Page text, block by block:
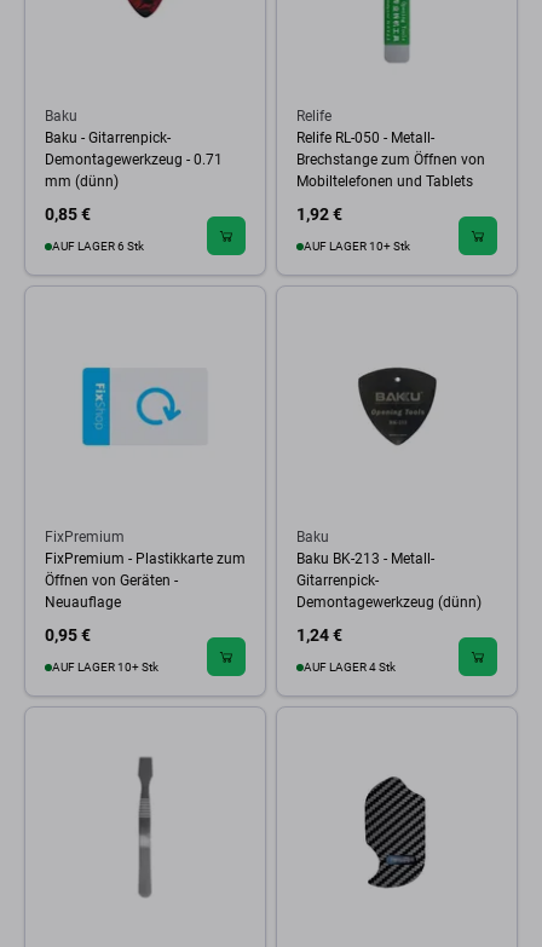
Baku
Baku - Gitarrenpick-
Demontagewerkzeug - 0.71
mm (dünn)
0,85 €
AUF LAGER 6 Stk
Relife
Relife RL-050 - Metall-
Brechstange zum Öffnen von
Mobiltelefonen und Tablets
1,92 €
AUF LAGER 10+ Stk
FixPremium
FixPremium - Plastikkarte zum
Öffnen von Geräten -
Neuauflage
0,95 €
AUF LAGER 10+ Stk
Baku
Baku BK-213 - Metall-
Gitarrenpick-
Demontagewerkzeug (dünn)
1,24 €
AUF LAGER 4 Stk